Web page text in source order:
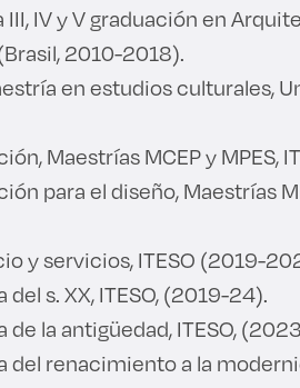
IV y V graduación en
2010-2018).
en estudios culturales,
Maestrías MCEP y MPES,
para el diseño, Maestrías
y servicios, ITESO (2019-
s. XX, ITESO, (2019-24).
la antigüedad, ITESO,
renacimiento a la